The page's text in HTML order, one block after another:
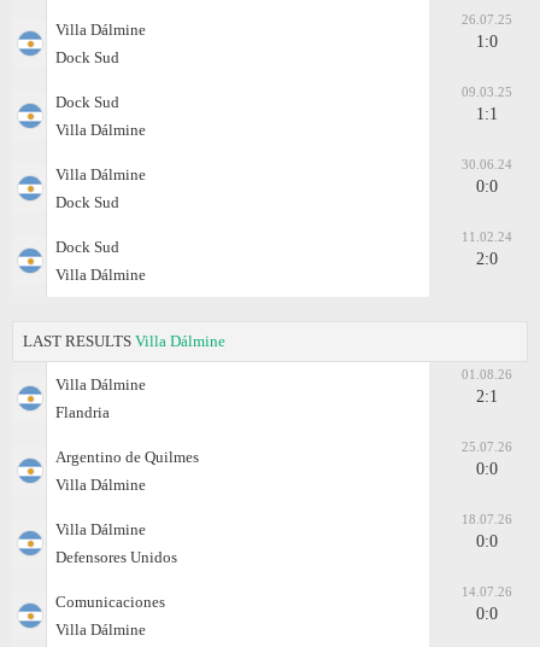
Villa Dálmine
Dock Sud
26.07.25
1:0
Dock Sud
Villa Dálmine
09.03.25
1:1
Villa Dálmine
Dock Sud
30.06.24
0:0
Dock Sud
Villa Dálmine
11.02.24
2:0
LAST RESULTS Villa Dálmine
Villa Dálmine
Flandria
01.08.26
2:1
Argentino de Quilmes
Villa Dálmine
25.07.26
0:0
Villa Dálmine
Defensores Unidos
18.07.26
0:0
Comunicaciones
Villa Dálmine
14.07.26
0:0